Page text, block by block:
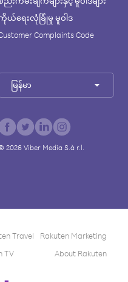
ယ်ရေးလုံခြုံမှု မူဝါဒ
Complaints Code
မြန်မာ
2026Viber Media S.à r.l.
Travel
Rakuten Marketing
TV About Rakuten